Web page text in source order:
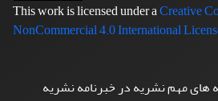
This work is licensed under aCreative
NonCommercial 4.0 International
های مهم نشریه در خبرنامه نشریه